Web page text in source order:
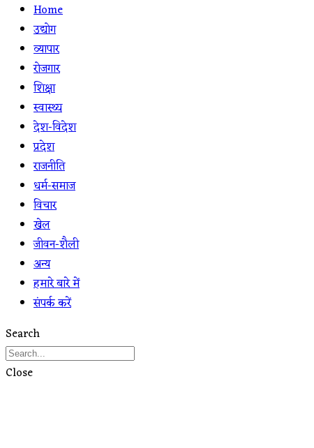
Home
उद्योग
व्यापार
रोजगार
शिक्षा
स्वास्थ्य
देश-विदेश
प्रदेश
राजनीति
धर्म-समाज
विचार
खेल
जीवन-शैली
अन्य
हमारे बारे में
संपर्क करें
Search
Close